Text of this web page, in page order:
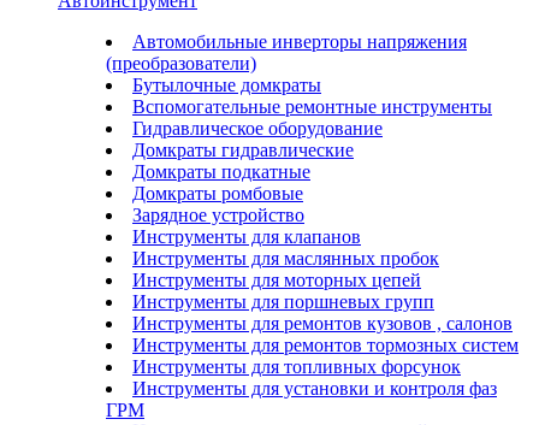
Автомобильные инверторы напряжения
(преобразователи)
Бутылочные домкраты
Вспомогательные ремонтные инструменты
Гидравлическое оборудование
Домкраты гидравлические
Домкраты подкатные
Домкраты ромбовые
Зарядное устройство
Инструменты для клапанов
Инструменты для маслянных пробок
Инструменты для моторных цепей
Инструменты для поршневых групп
Инструменты для ремонтов кузовов , салонов
Инструменты для ремонтов тормозных систем
Инструменты для топливных форсунок
Инструменты для установки и контроля фаз
ГРМ